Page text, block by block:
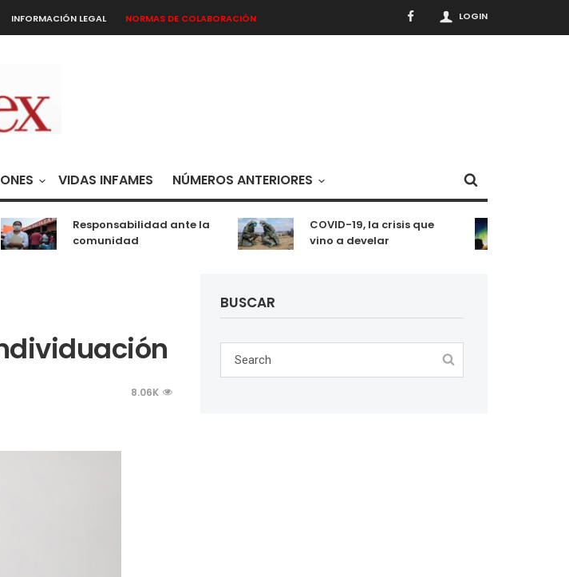
LOGIN
INFORMACIÓN LEGAL NORMAS DE COLABORACIÓN
VIDAS INFAMES NÚMEROS ANTERIORES
Responsabilidad ante la
comunidad
COVID-19, la crisis que
vino a develar
8.06K
BUSCAR